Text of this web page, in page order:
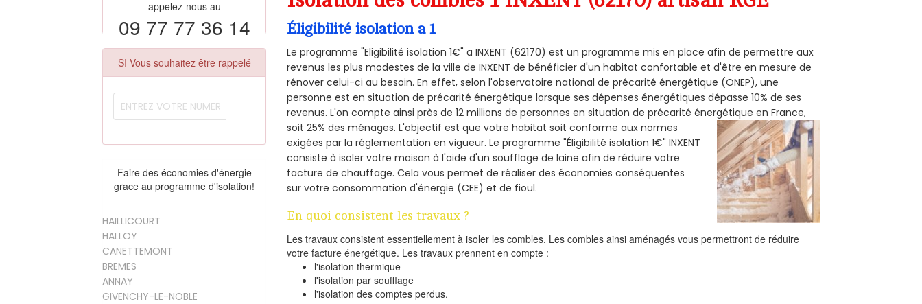
appelez-nous au
09 77 77 36 14
SI Vous souhaitez être rappelé
Faire des économies d'énergie
grace au programme d'isolation!
HAILLICOURT
HALLOY
CANETTEMONT
BREMES
ANNAY
GIVENCHY-LE-NOBLE
Éligibilité isolation a 1
Le programme "Eligibilité isolation 1€" a INXENT (62170) est un programme mis en place afin de permettre aux
revenus les plus modestes de la ville de INXENT de bénéficier d'un habitat confortable et d'être en mesure de
rénover celui-ci au besoin. En effet, selon l'observatoire national de précarité énergétique (ONEP), une
personne est en situation de précarité énergétique lorsque ses dépenses énergétiques dépasse 10% de ses
revenus. L'on compte ainsi près de 12 millions de personnes en situation de précarité énergétique en France,
soit 25% des ménages.L'objectif est que votre habitat soit conforme aux normes
exigées par la réglementation en vigueur. Le programme "Éligibilité isolation 1€" INXENT
consiste à isoler votre maison à l'aide d'un soufflage de laine afin de réduire votre
facture de chauffage. Cela vous permet de réaliser des économies conséquentes
sur votre consommation d'énergie (CEE) et de fioul.
En quoi consistent les travaux ?
Les travaux consistent essentiellement à isoler les combles. Les combles ainsi aménagés vous permettront de réduire
votre facture énergétique. Les travaux prennent en compte :
l'isolation thermique
l'isolation par soufflage
l'isolation des comptes perdus.